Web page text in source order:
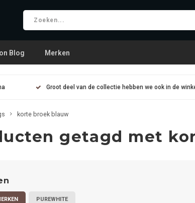
Blog Merken
Groot deel van de collectie hebben we ook in de
korte broek blauw
getagd met
PUREWHITE